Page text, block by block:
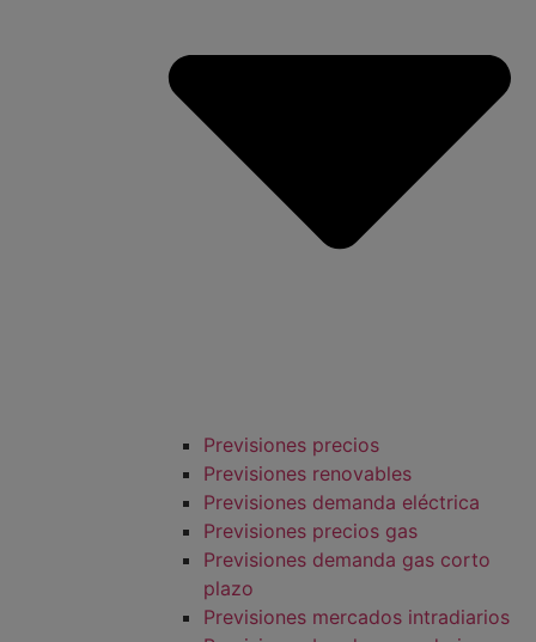
Previsiones precios
Previsiones renovables
Previsiones demanda eléctrica
Previsiones precios gas
Previsiones demanda gas corto
plazo
Previsiones mercados intradiarios